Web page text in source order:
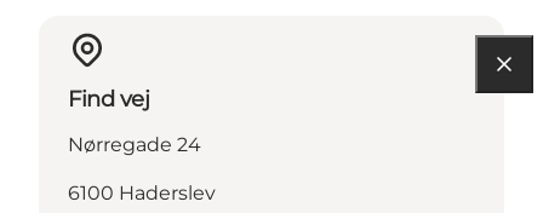
Find vej
Nørregade 24
6100 Haderslev